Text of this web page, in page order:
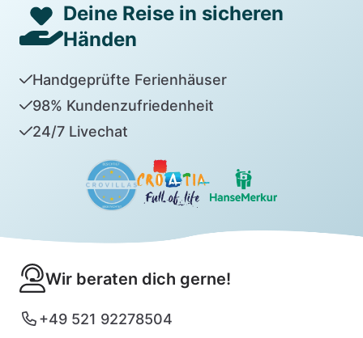
Deine Reise in sicheren
Händen
Handgeprüfte Ferienhäuser
98% Kundenzufriedenheit
24/7 Livechat
Wir beraten dich gerne!
+49 521 92278504